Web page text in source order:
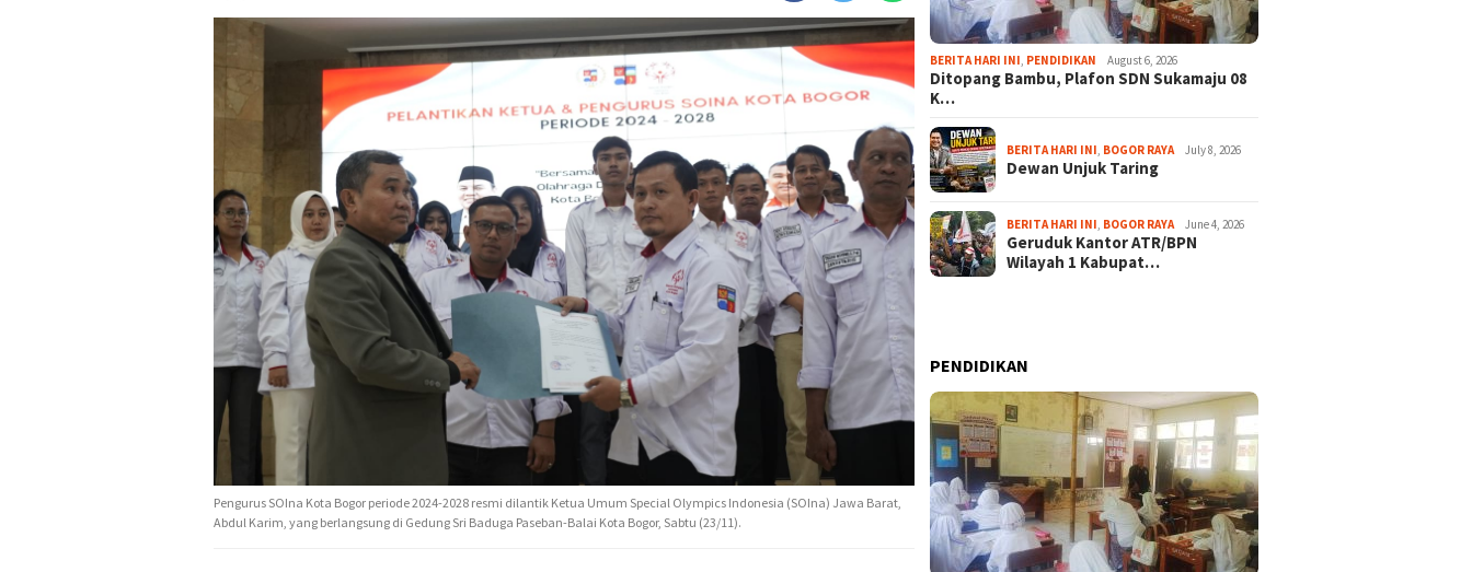
Pengurus SOIna Kota Bogor periode 2024-2028 resmi dilantik Ketua Umum Special Olympics Indonesia (SOIna) Jawa Barat,
Abdul Karim, yang berlangsung di Gedung Sri Baduga Paseban-Balai Kota Bogor, Sabtu (23/11).
BERITA HARI INI PENDIDIKAN August 6, 2026
Ditopang Bambu, Plafon SDN Sukamaju 08
K…
BERITA HARI INI BOGOR RAYA July 8, 2026
Dewan Unjuk Taring
BERITA HARI INI BOGOR RAYA June 4, 2026
Geruduk Kantor ATR/BPN
Wilayah 1 Kabupat…
PENDIDIKAN